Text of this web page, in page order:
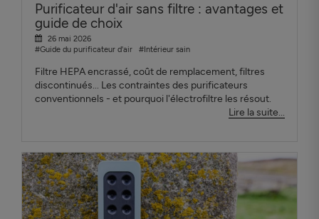
Purificateur d'air sans filtre : avantages et
guide de choix
26 mai 2026
#Guide du purificateur d'air
#Intérieur sain
Filtre HEPA encrassé, coût de remplacement, filtres
discontinués... Les contraintes des purificateurs
conventionnels - et pourquoi l'électrofiltre les résout.
Lire la suite...